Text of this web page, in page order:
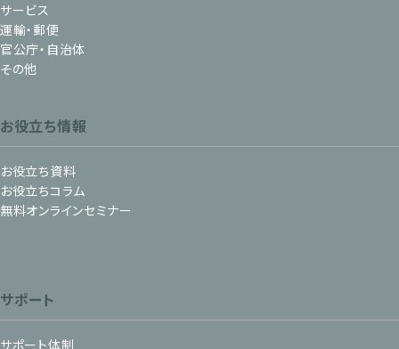
サービス
運輸・郵便
官公庁・自治体
その他
お役立ち情報
お役立ち資料
お役立ちコラム
無料オンラインセミナー
サポート
サポート体制